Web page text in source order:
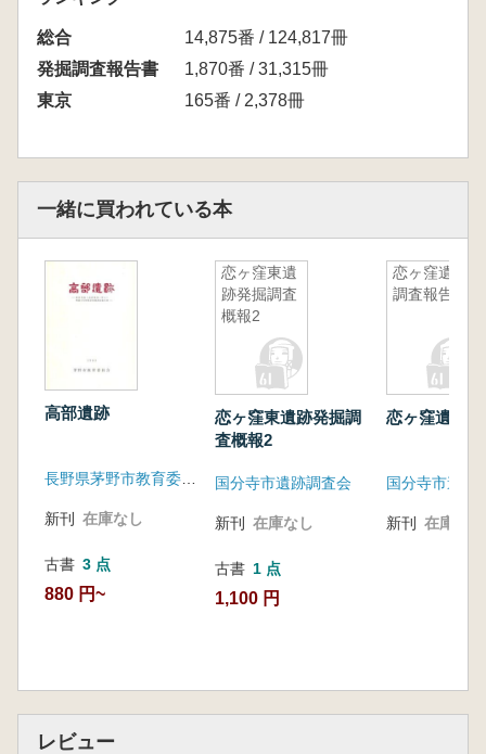
総合
14,875番 / 124,817冊
発掘調査報告書
1,870番 / 31,315冊
東京
165番 / 2,378冊
一緒に買われている本
高部遺跡
長野県茅野市教育委員会
新刊 在庫なし
古書 3 点
880 円~
恋ヶ窪東遺
跡発掘調査
概報2
恋ヶ窪東遺跡発掘調
査概報2
国分寺市遺跡調査会
新刊 在庫なし
古書 1 点
1,100 円
恋ヶ窪遺跡
調査報告8
恋ヶ窪遺跡
国分寺市遺跡
新刊 在庫なし
レビュー